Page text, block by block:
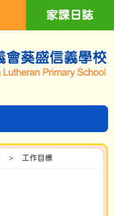
家課日誌
> 工作目標